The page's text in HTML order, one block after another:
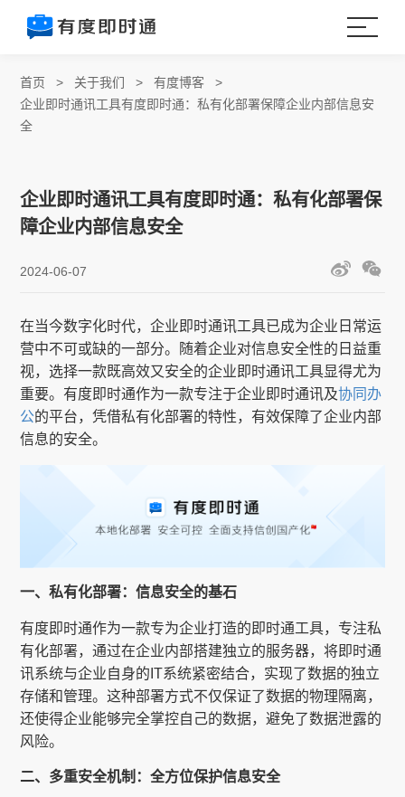
首页 > 关于我们 >有度博客 >
企业即时通讯工具有度即时通：私有化部署保障企业内部信息安
全
企业即时通讯工具有度即时通：私有化部署保
障企业内部信息安全
2024-06-07
在当今数字化时代，企业即时通讯工具已成为企业日常运
营中不可或缺的一部分。随着企业对信息安全性的日益重
视，选择一款既高效又安全的企业即时通讯工具显得尤为
重要。有度即时通作为一款专注于企业即时通讯及协同办
公的平台，凭借私有化部署的特性，有效保障了企业内部
信息的安全。
一、私有化部署：信息安全的基石
有度即时通作为一款专为企业打造的即时通工具，专注私
有化部署，通过在企业内部搭建独立的服务器，将即时通
讯系统与企业自身的IT系统紧密结合，实现了数据的独立
存储和管理。这种部署方式不仅保证了数据的物理隔离，
还使得企业能够完全掌控自己的数据，避免了数据泄露的
风险。
二、多重安全机制：全方位保护信息安全